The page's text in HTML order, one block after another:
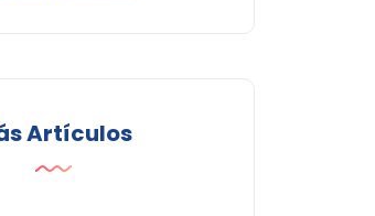
Artículos